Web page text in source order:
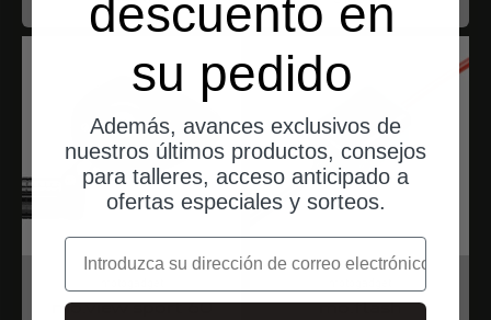
mo.view sport 60
mo.flash
descuento en
su pedido
Además, avances exclusivos de
nuestros últimos productos, consejos
para talleres, acceso anticipado a
ofertas especiales y sorteos.
correo electrónico